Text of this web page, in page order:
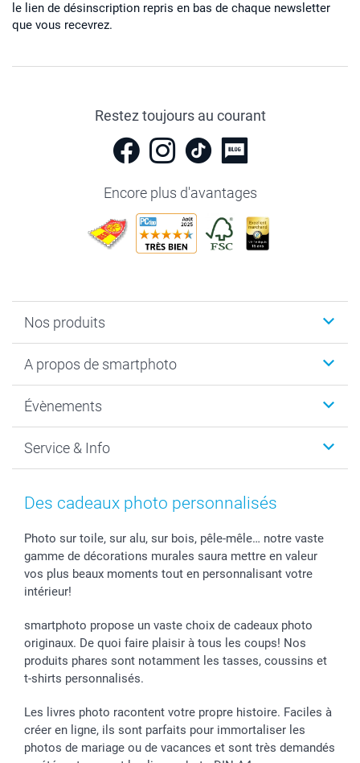
le lien de désinscription repris en bas de chaque newsletter
que vous recevrez.
Restez toujours au courant
Encore plus d'avantages
Nos produits
Cadeaux photo
MyNameBook
Développement photo & Tirage photo
Cadres photo & accessoires déco
Stickers & Etiquettes
Chèque Cadeau
A propos de smartphoto
Durabilité
Gestion des cookies
Mentions Légales
Affiliation
Investor Relations
B2B smartbusiness
Évènements
Nouvel An
Fête des Mères
Confirmation ou communion
Mariage
Fête d'anniversaire
Tous les évènements
Service & Info
Tarifs et frais de livraison
Livraison en 48 heures
Modes de Paiement
Identifiez-vous
Statut de ma commande
smarfriends
smartgarantie
smartbonus
Des cadeaux photo personnalisés
Photo sur toile, sur alu, sur bois, pêle-mêle… notre vaste
gamme de décorations murales saura mettre en valeur
vos plus beaux moments tout en personnalisant votre
intérieur!
smartphoto propose un vaste choix de cadeaux photo
originaux. De quoi faire plaisir à tous les coups! Nos
produits phares sont notamment les tasses, coussins et
t-shirts personnalisés.
Les livres photo racontent votre propre histoire. Faciles à
créer en ligne, ils sont parfaits pour immortaliser les
photos de mariage ou de vacances et sont très demandés